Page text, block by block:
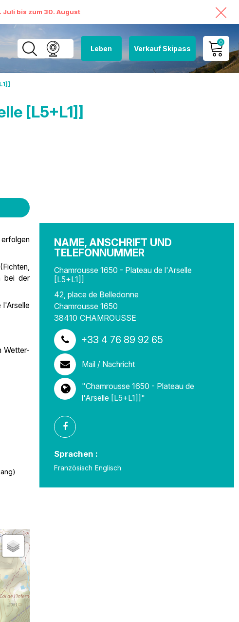
bis zum 30. August
Leben Verkauf Skipass
0
MEIN KONTO
[L5+L1]]
bei der
l'Arselle
Wetter-
NAME, ANSCHRIFT UND
TELEFONNUMMER
Chamrousse 1650 - Plateau de l'Arselle
[L5+L1]]
42, place de Belledonne
Chamrousse 1650
38410 CHAMROUSSE
+33 4 76 89 92 65
Mail / Nachricht
"Chamrousse 1650 - Plateau de
l'Arselle [L5+L1]]"
Sprachen :
Französisch Englisch